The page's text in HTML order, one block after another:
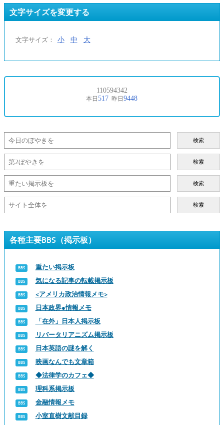
文字サイズを変更する
文字サイズ： 小 中 大
検索
検索
検索
検索
各種主要BBS（掲示板）
重たい掲示板
気になる記事の転載掲示板
<アメリカ政治情報メモ>
日本政界●情報メモ
「在外」日本人掲示板
リバータリアニズム掲示板
日本英語の謎を解く
映画なんでも文章箱
◆法律学のカフェ◆
理科系掲示板
金融情報メモ
小室直樹文献目録